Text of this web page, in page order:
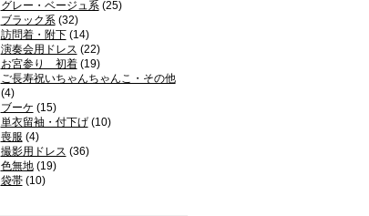
グレー・ベージュ系(25)
ブラック系(32)
訪問着・附下(14)
演奏会用ドレス (22)
お宮参り 初着(19)
ご長寿祝いちゃんちゃんこ・その他
(4)
ブーケ (15)
単衣留袖・付下げ(10)
喪服 (4)
撮影用ドレス (36)
色無地(19)
袋帯(10)